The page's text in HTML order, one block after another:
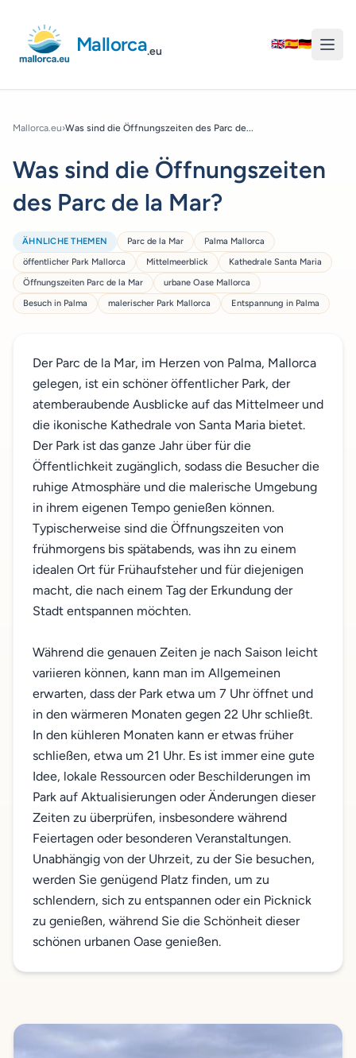
Mallorca.eu
🇬🇧🇪🇸🇩🇪
Mallorca.eu›Was sind die Öffnungszeiten des Parc de...
Was sind die Öffnungszeiten
des Parc de la Mar?
ÄHNLICHE THEMEN Parc de la Mar
Palma Mallorca
öffentlicher Park Mallorca
Mittelmeerblick
Kathedrale Santa Maria
Öffnungszeiten Parc de la Mar
urbane Oase Mallorca
Besuch in Palma
malerischer Park Mallorca Entspannung in Palma
Der Parc de la Mar, im Herzen von Palma, Mallorca
gelegen, ist ein schöner öffentlicher Park, der
atemberaubende Ausblicke auf das Mittelmeer und
die ikonische Kathedrale von Santa Maria bietet.
Der Park ist das ganze Jahr über für die
Öffentlichkeit zugänglich, sodass die Besucher die
ruhige Atmosphäre und die malerische Umgebung
in ihrem eigenen Tempo genießen können.
Typischerweise sind die Öffnungszeiten von
frühmorgens bis spätabends, was ihn zu einem
idealen Ort für Frühaufsteher und für diejenigen
macht, die nach einem Tag der Erkundung der
Stadt entspannen möchten.
Während die genauen Zeiten je nach Saison leicht
variieren können, kann man im Allgemeinen
erwarten, dass der Park etwa um 7 Uhr öffnet und
in den wärmeren Monaten gegen 22 Uhr schließt.
In den kühleren Monaten kann er etwas früher
schließen, etwa um 21 Uhr. Es ist immer eine gute
Idee, lokale Ressourcen oder Beschilderungen im
Park auf Aktualisierungen oder Änderungen dieser
Zeiten zu überprüfen, insbesondere während
Feiertagen oder besonderen Veranstaltungen.
Unabhängig von der Uhrzeit, zu der Sie besuchen,
werden Sie genügend Platz finden, um zu
schlendern, sich zu entspannen oder ein Picknick
zu genießen, während Sie die Schönheit dieser
schönen urbanen Oase genießen.